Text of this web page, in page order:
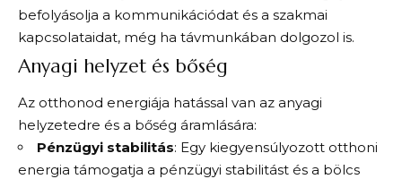
befolyásolja a kommunikációdat és a szakmai
kapcsolataidat, még ha távmunkában dolgozol is.
Anyagi helyzet és bőség
Az otthonod energiája hatással van az anyagi
helyzetedre és a bőség áramlására:
Pénzügyi stabilitás: Egy kiegyensúlyozott otthoni
energia támogatja a pénzügyi stabilitást és a bölcs